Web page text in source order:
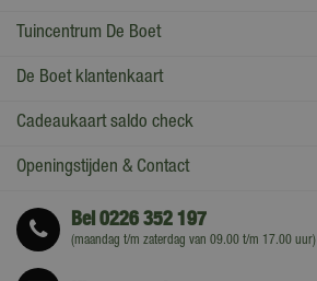
Tuincentrum De Boet
De Boet klantenkaart
Cadeaukaart saldo check
Openingstijden & Contact
Bel0226 352 197
(maandag t/m zaterdag van 09.00 t/m 17.00 uur)